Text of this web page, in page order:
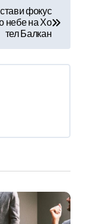
фокус
небе на Хо
тел Балкан